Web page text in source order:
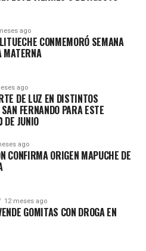
ago
CONMEMORÓ SEMANA
MATERNA
ago
DE LUZ EN DISTINTOS
FERNANDO PARA ESTE
DE JUNIO
ago
CONFIRMA ORIGEN MAPUCHE DE
12 meses ago
GOMITAS CON DROGA EN